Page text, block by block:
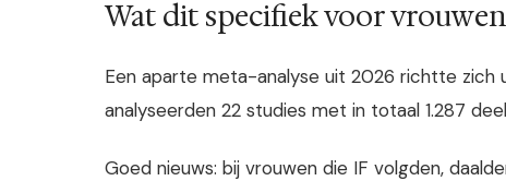
Wat dit specifiek voor
Een aparte meta-analyse uit 2026 richtte zich
analyseerden 22 studies met in totaal 1.287
Goed nieuws: bij vrouwen die IF volgden,